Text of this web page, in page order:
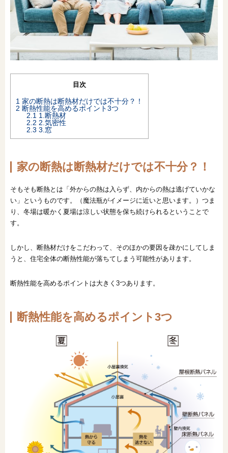
目次
1 家の断熱は断熱材だけでは不十分？！
2 断熱性能を高めるポイント3つ
2.1 1.断熱材
2.2 2.気密性
2.3 3.窓
家の断熱は断熱材だけでは不十分？！
そもそも断熱とは「外からの熱は入らず、内からの熱は逃げていかな
い」というものです。（魔法瓶がイメージに近いと思います。）つま
り、冬場は暖かく夏場は涼しい状態を保ち続けられるということで
す。
しかし、断熱材だけをこだわって、そのほかの要因を疎かにしてしま
うと、住宅全体の断熱性能が落ちてしまう可能性があります。
断熱性能を高めるポイントは大きく3つあります。
断熱性能を高めるポイント3つ